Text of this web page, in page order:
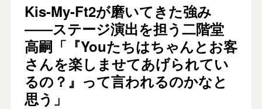
Kis-My-Ft2が磨いてきた強み
――ステージ演出を担う二階堂
高嗣「『Youたちはちゃんとお客
さんを楽しませてあげられてい
るの？』って言われるのかなと
思う」